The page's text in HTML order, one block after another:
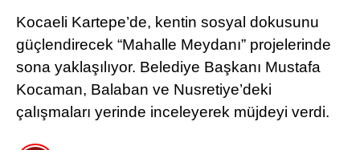
Kocaeli Kartepe’de, kentin sosyal dokusunu
güçlendirecek “Mahalle Meydanı” projelerinde
sona yaklaşılıyor. Belediye Başkanı Mustafa
Kocaman, Balaban ve Nusretiye’deki
çalışmaları yerinde inceleyerek müjdeyi verdi.